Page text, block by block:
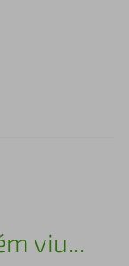
viu...